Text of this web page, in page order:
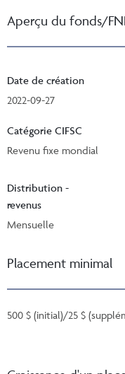
Aperçu du fonds/
Date de création
2022-09-27
Catégorie CIFSC
Revenu fixe mondial
Distribution -
revenus
Mensuelle
Placement minimal
500 $ (initial)/25 $